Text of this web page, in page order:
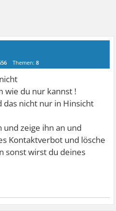
Themen:8
wie du nur kannst !
nicht nur in Hinsicht
zeige ihn an und
Kontaktverbot und lösche
sonst wirst du deines